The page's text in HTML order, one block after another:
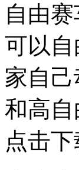
自由
可以
家自
和高
点击下